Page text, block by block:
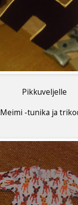
Pikkuveljelle
-tunika ja